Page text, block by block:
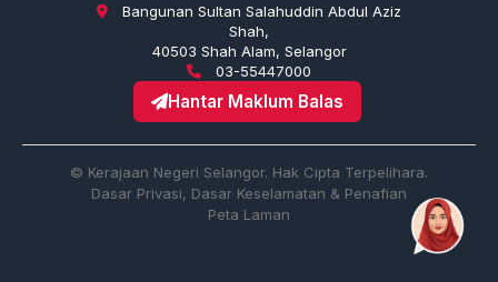
Bangunan Sultan Salahuddin Abdul Aziz
Shah,
40503 Shah Alam, Selangor
03-55447000
Hantar Maklum Balas
© Kerajaan Negeri Selangor. Hak Cipta Terpelihara.
Dasar Privasi, Dasar Keselamatan & Penafian
Peta Laman